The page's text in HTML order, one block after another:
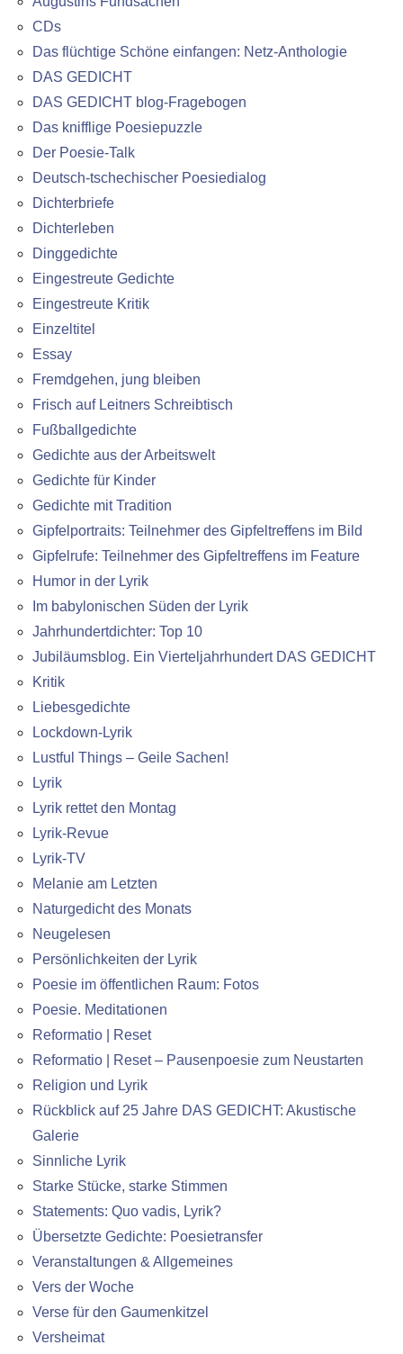
CDs
Das flüchtige Schöne einfangen: Netz-Anthologie
DAS GEDICHT
DAS GEDICHT blog-Fragebogen
Das knifflige Poesiepuzzle
Der Poesie-Talk
Deutsch-tschechischer Poesiedialog
Dichterbriefe
Dichterleben
Dinggedichte
Eingestreute Gedichte
Eingestreute Kritik
Einzeltitel
Essay
Fremdgehen, jung bleiben
Frisch auf Leitners Schreibtisch
Fußballgedichte
Gedichte aus der Arbeitswelt
Gedichte für Kinder
Gedichte mit Tradition
Gipfelportraits: Teilnehmer des Gipfeltreffens im Bild
Gipfelrufe: Teilnehmer des Gipfeltreffens im Feature
Humor in der Lyrik
Im babylonischen Süden der Lyrik
Jahrhundertdichter: Top 10
Jubiläumsblog. Ein Vierteljahrhundert DAS GEDICHT
Kritik
Liebesgedichte
Lockdown-Lyrik
Lustful Things – Geile Sachen!
Lyrik
Lyrik rettet den Montag
Lyrik-Revue
Lyrik-TV
Melanie am Letzten
Naturgedicht des Monats
Neugelesen
Persönlichkeiten der Lyrik
Poesie im öffentlichen Raum: Fotos
Poesie. Meditationen
Reformatio | Reset
Reformatio | Reset – Pausenpoesie zum Neustarten
Religion und Lyrik
Rückblick auf 25 Jahre DAS GEDICHT: Akustische
Galerie
Sinnliche Lyrik
Starke Stücke, starke Stimmen
Statements: Quo vadis, Lyrik?
Übersetzte Gedichte: Poesietransfer
Veranstaltungen & Allgemeines
Vers der Woche
Verse für den Gaumenkitzel
Versheimat